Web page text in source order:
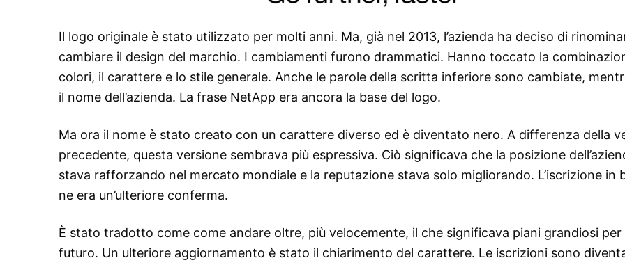
Il logo originale è stato utilizzato per molti anni. Ma, già nel 2013, l’azienda ha deciso di
cambiare il design del marchio. I cambiamenti furono drammatici. Hanno toccato la
colori, il carattere e lo stile generale. Anche le parole della scritta inferiore sono cambiate,
il nome dell’azienda. La frase NetApp era ancora la base del logo.
Ma ora il nome è stato creato con un carattere diverso ed è diventato nero. A differenza della
precedente, questa versione sembrava più espressiva. Ciò significava che la posizione
stava rafforzando nel mercato mondiale e la reputazione stava solo migliorando. L’iscrizione in
ne era un’ulteriore conferma.
È stato tradotto come come andare oltre, più velocemente, il che significava piani grandiosi per
futuro. Un ulteriore aggiornamento è stato il chiarimento del carattere. Le iscrizioni sono